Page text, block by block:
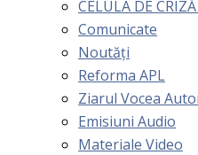
CELULA DE
Comunicate
Noutăți
Reforma APL
Ziarul Vocea
Emisiuni Audio
Materiale Video